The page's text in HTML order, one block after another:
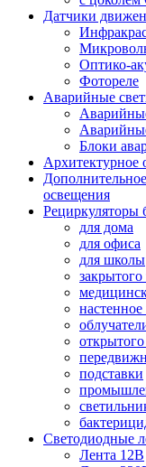
Датчики
Оптико-
Фотореле
Аварийные
Блоки
Архитектурное
освещения
Рециркуляторы
для дома
для офиса
для школы
закрытого
подставки
Светодиодные
Лента 12В